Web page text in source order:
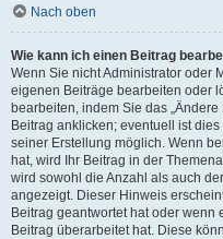
Nach oben
Wie kann ich einen Beitrag
Wenn Sie nicht Administrator oder
eigenen Beiträge bearbeiten oder
bearbeiten, indem Sie das
Beitrag anklicken; eventuell ist
seiner Erstellung möglich. Wenn
hat, wird Ihr Beitrag in der
wird sowohl die Anzahl als auch
angezeigt. Dieser Hinweis
Beitrag geantwortet hat oder wenn
Beitrag überarbeitet hat. Diese